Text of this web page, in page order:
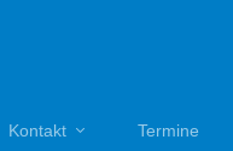
Kontakt Termine